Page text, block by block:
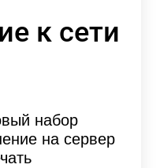
к сети
набор
на сервер